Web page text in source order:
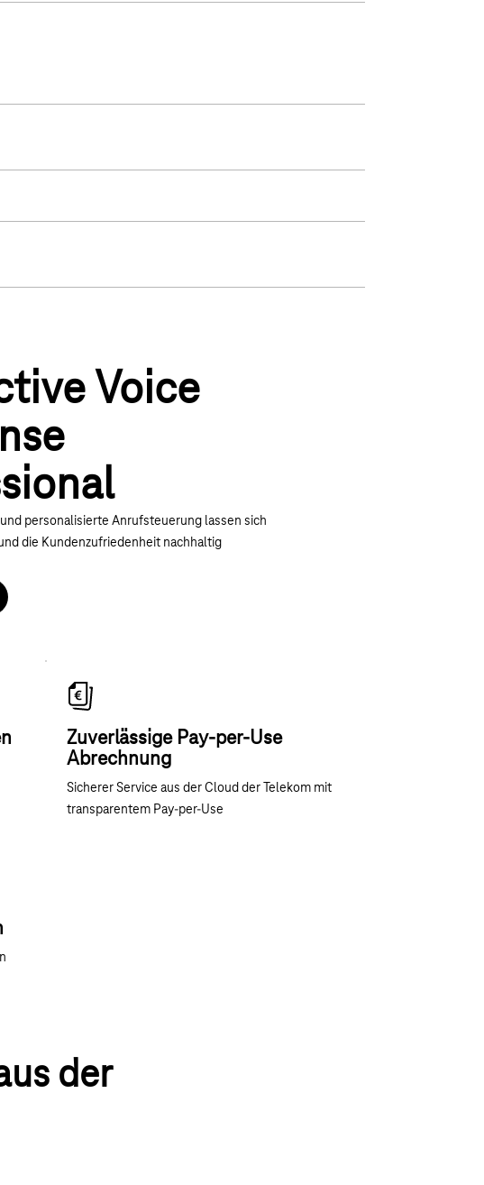
Voice
personalisierte Anrufsteuerung lassen sich
die Kundenzufriedenheit nachhaltig
Zuverlässige Pay-per-Use
Abrechnung
Sicherer Service aus der Cloud der Telekom mit
transparentem Pay-per-Use
der